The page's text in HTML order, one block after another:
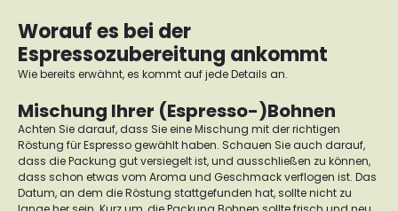
Worauf es bei der
Espressozubereitung ankommt
Wie bereits erwähnt, es kommt auf jede Details an.
Mischung Ihrer (Espresso-)Bohnen
Achten Sie darauf, dass Sie eine Mischung mit der richtigen
Röstung für Espresso gewählt haben. Schauen Sie auch darauf,
dass die Packung gut versiegelt ist, und ausschließen zu können,
dass schon etwas vom Aroma und Geschmack verflogen ist. Das
Datum, an dem die Röstung stattgefunden hat, sollte nicht zu